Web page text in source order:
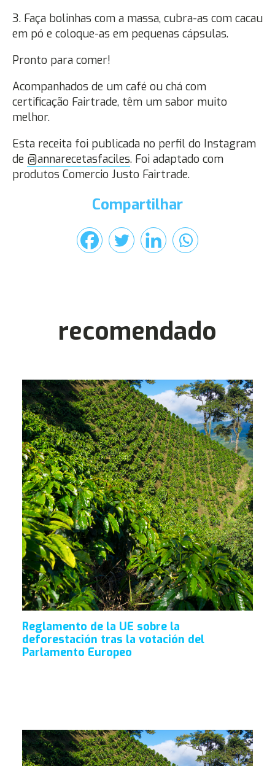
3. Faça bolinhas com a massa, cubra-as com cacau
em pó e coloque-as em pequenas cápsulas.
Pronto para comer!
Acompanhados de um café ou chá com
certificação Fairtrade, têm um sabor muito
melhor.
Esta receita foi publicada no perfil do Instagram
de @annarecetasfaciles. Foi adaptado com
produtos Comercio Justo Fairtrade.
Compartilhar
recomendado
Reglamento de la UE sobre la
deforestación tras la votación del
Parlamento Europeo